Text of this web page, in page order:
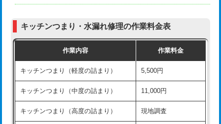
管・ポリ管・HT管使用/3ｍ超え)
排水管工事（土の掘削・埋め戻し作
11,000円~
排水管工事（排水管工事/3ｍまで） 55,000円
排水管工事（追加 排水管工事/3ｍ超
+11,000円
式・ワンホール）)
交換・取付(排水栓・排水トラップ
22,000円+材料費
キッチンつまり・水漏れ修理の作業料金表
作業内容 作業料金
キッチンつまり（軽度の詰まり） 5,500円
キッチンつまり（中度の詰まり） 11,000円
キッチンつまり（高度の詰まり） 現地調査